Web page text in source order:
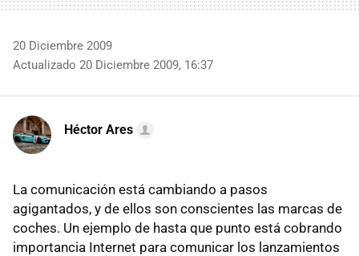
20 Diciembre 2009
Actualizado 20 Diciembre 2009, 16:37
Héctor Ares
La comunicación está cambiando a pasos
agigantados, y de ellos son conscientes las marcas de
coches. Un ejemplo de hasta que punto está cobrando
importancia Internet para comunicar los lanzamientos